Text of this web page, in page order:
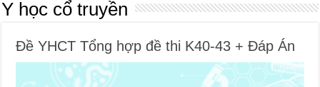
Y học cổ truyền
Đề YHCT Tổng hợp đề thi K40-43 + Đáp Án